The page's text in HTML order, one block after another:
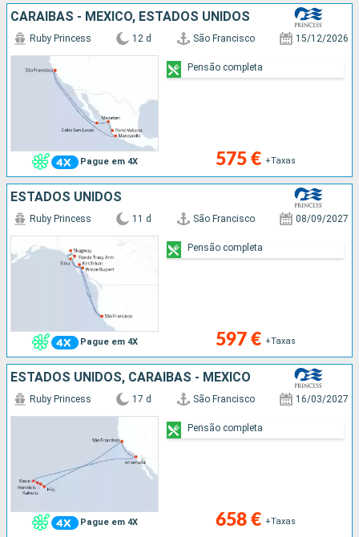
CARAIBAS - MEXICO, ESTADOS UNIDOS
Pague em 4X
Ruby Princess 12 d São Francisco 15/12/2026
575 € +Taxas
Pensão completa
ESTADOS UNIDOS
Pague em 4X
Ruby Princess 11 d São Francisco 08/09/2027
597 € +Taxas
Pensão completa
ESTADOS UNIDOS, CARAIBAS - MEXICO
Pague em 4X
Ruby Princess 17 d São Francisco 16/03/2027
658 € +Taxas
Pensão completa